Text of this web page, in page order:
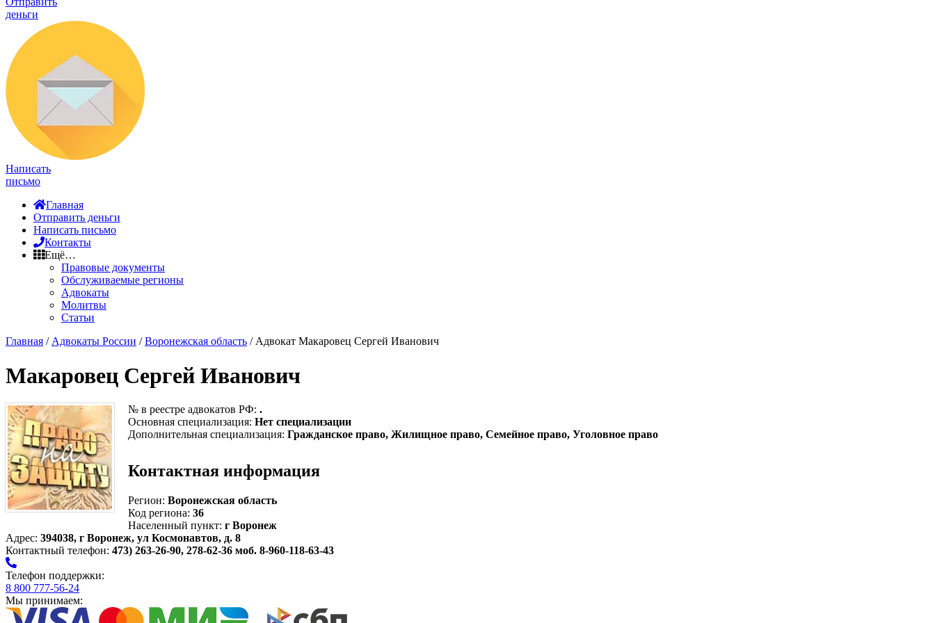
деньги
Написать
письмо
Главная
Отправить деньги
Написать письмо
Контакты
Ещё…
Правовые документы
Обслуживаемые регионы
Адвокаты
Молитвы
Статьи
Главная / Адвокаты России /Воронежская область / Адвокат Макаровец Сергей Иванович
Макаровец Сергей Иванович
№ в реестре адвокатов РФ: .
Основная специализация: Нет специализации
Дополнительная специализация: Гражданское право, Жилищное право, Семейное право, Уголовное право
Контактная информация
Регион: Воронежская область
Код региона: 36
Населенный пункт: г Воронеж
Адрес: 394038, г Воронеж, ул Космонавтов, д. 8
Контактный телефон: 473) 263-26-90, 278-62-36 моб. 8-960-118-63-43
Телефон поддержки:
8 800 777-56-24
Мы принимаем: